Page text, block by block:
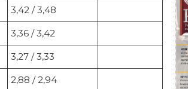
3,42 / 3,48
3,36 / 3,42
3,27 / 3,33
2,88 / 2,94